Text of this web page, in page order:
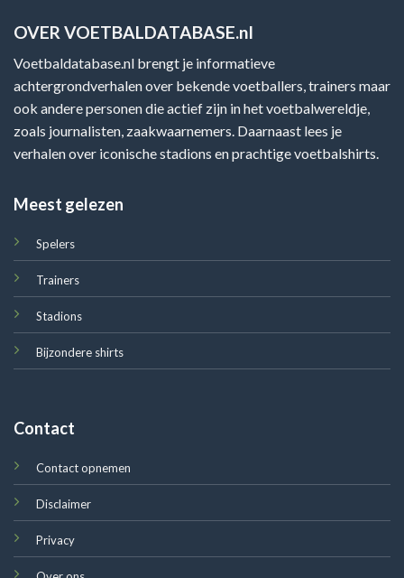
OVER VOETBALDATABASE.nl
Voetbaldatabase.nl brengt je informatieve
achtergrondverhalen over bekende voetballers, trainers maar
ook andere personen die actief zijn in het voetbalwereldje,
zoals journalisten, zaakwaarnemers. Daarnaast lees je
verhalen over iconische stadions en prachtige voetbalshirts.
Meest gelezen
Spelers
Trainers
Stadions
Bijzondere shirts
Contact
Contact opnemen
Disclaimer
Privacy